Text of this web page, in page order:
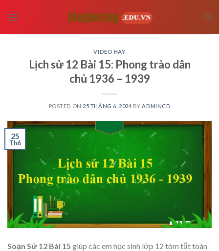
VIDEO HAY
Lịch sử 12 Bài 15: Phong trào dân
chủ 1936 – 1939
POSTED ON 25 THÁNG 6, 2024 BY ADMINCD
25
Th6
Soạn Sử 12 Bài 15 giúp các em học sinh lớp 12 tóm tắt toàn